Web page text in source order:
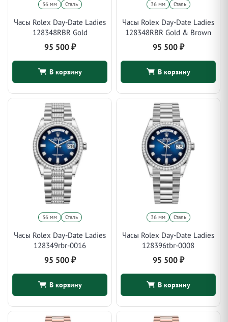
36 мм Сталь
Часы Rolex Day-Date Ladies
128348RBR Gold
95 500 ₽
В корзину
36 мм Сталь
Часы Rolex Day-Date Ladies
128348RBR Gold & Brown
95 500 ₽
В корзину
36 мм Сталь
Часы Rolex Day-Date Ladies
128349rbr-0016
95 500 ₽
В корзину
36 мм Сталь
Часы Rolex Day-Date Ladies
128396tbr-0008
95 500 ₽
В корзину